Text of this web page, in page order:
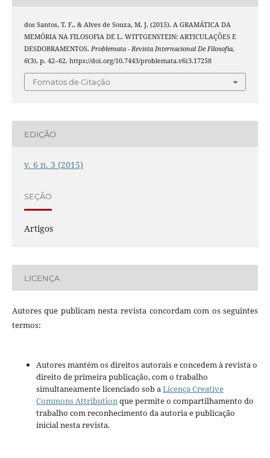
dos Santos, T. F., & Alves de Souza, M. J. (2015). A GRAMÁTICA DA
MEMÓRIA NA FILOSOFIA DE L. WITTGENSTEIN: ARTICULAÇÕES E
DESDOBRAMENTOS. Problemata - Revista Internacional De Filosofia,
6(3), p. 42–62. https://doi.org/10.7443/problemata.v6i3.17258
Fomatos de Citação
EDIÇÃO
v. 6 n. 3 (2015)
SEÇÃO
Artigos
LICENÇA
Autores que publicam nesta revista concordam com os seguintes
termos:
Autores mantém os direitos autorais e concedem à revista o
direito de primeira publicação, com o trabalho
simultaneamente licenciado sob a Licença Creative
Commons Attribution que permite o compartilhamento do
trabalho com reconhecimento da autoria e publicação
inicial nesta revista.